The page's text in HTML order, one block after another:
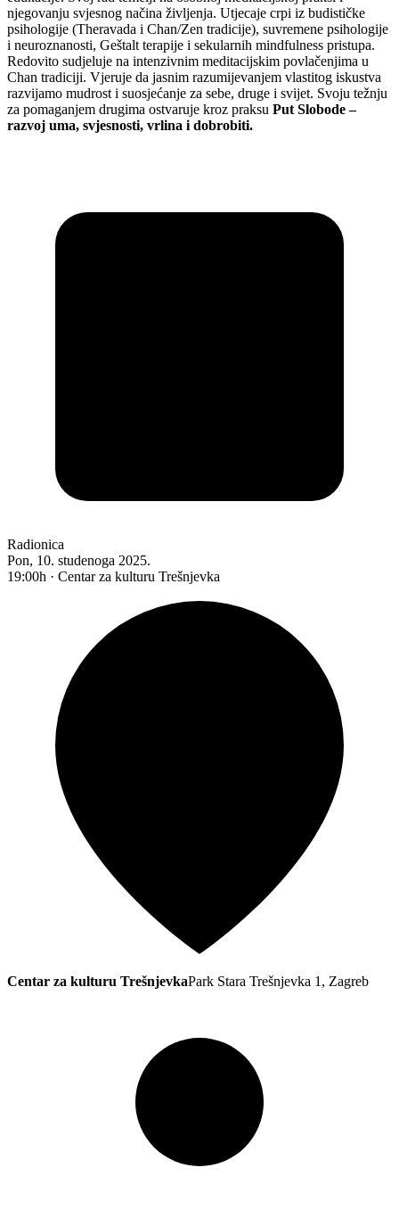
njegovanju svjesnog načina življenja. Utjecaje crpi iz budističke
psihologije (Theravada i Chan/Zen tradicije), suvremene psihologije
i neuroznanosti, Geštalt terapije i sekularnih mindfulness pristupa.
Redovito sudjeluje na intenzivnim meditacijskim povlačenjima u
Chan tradiciji. Vjeruje da jasnim razumijevanjem vlastitog iskustva
razvijamo mudrost i suosjećanje za sebe, druge i svijet. Svoju težnju
za pomaganjem drugima ostvaruje kroz praksu Put Slobode –
razvoj uma, svjesnosti, vrlina i dobrobiti.
Radionica
Pon, 10. studenoga 2025.
19:00h · Centar za kulturu Trešnjevka
Centar za kulturu TrešnjevkaPark Stara Trešnjevka 1, Zagreb